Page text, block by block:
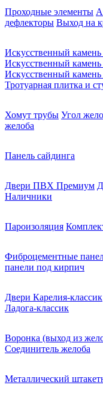
Проходные элементы
дефлекторы Выход на
Искусственный
Искусственный
Искусственный
Тротуарная плитка и
Хомут трубы Угол
желоба
Панель сайдинга
Двери ПВХ Премиум
Наличники
Пароизоляция
Фиброцементные
панели под кирпич
Двери Карелия-классик
Ладога-классик
Воронка (выход из
Соединитель желоба
Металлический